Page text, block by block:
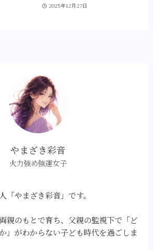
2025年12月27日
やまざき彩音
火力強め強運女子
「やまざき彩音」です。
親のもとで育ち、父親の監視下で「ど
」がわからない子ども時代を過ごしま